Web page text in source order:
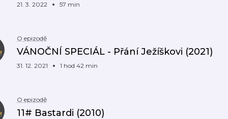
21. 3. 2022 57 min
O epizodě
VÁNOČNÍ SPECIÁL - Přání Ježíškovi (2021)
31. 12. 2021 1 hod 42 min
O epizodě
11# Bastardi (2010)